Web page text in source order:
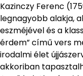
Kazinczy Ferenc
legnagyobb alakja,
eszméjével és a
érdem” című vers
irodalmi élet
akkoriban